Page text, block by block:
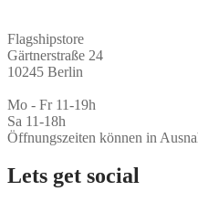
Flagshipstore
Gärtnerstraße 24
10245 Berlin
Mo - Fr 11-19h
Sa 11-18h
Öffnungszeiten können in
Lets get social